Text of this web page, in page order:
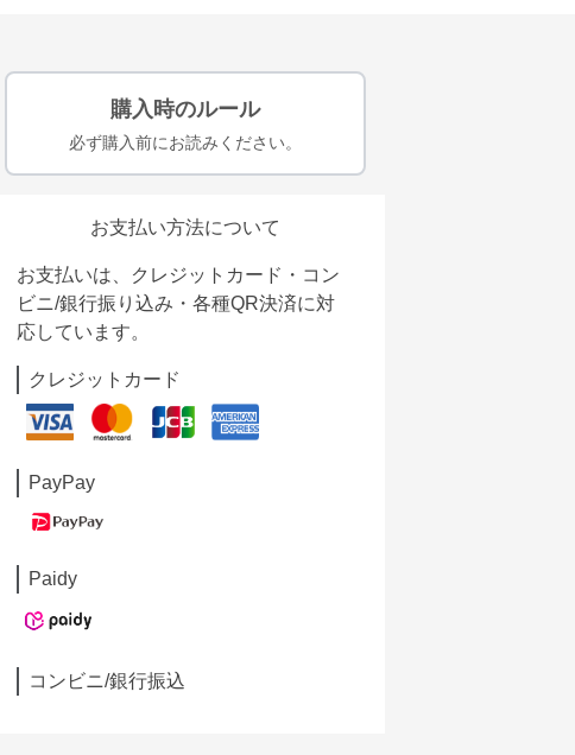
購入時のルール
必ず購入前にお読みください。
お支払い方法について
お支払いは、クレジットカード・コン
ビニ/銀行振り込み・各種QR決済に対
応しています。
クレジットカード
PayPay
Paidy
コンビニ/銀行振込